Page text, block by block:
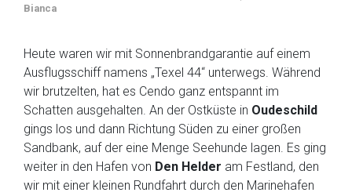
Bianca
Heute waren wir mit Sonnenbrandgarantie auf einem
Ausflugsschiff namens „Texel 44“ unterwegs. Während
wir brutzelten, hat es Cendo ganz entspannt im
Schatten ausgehalten. An der Ostküste in Oudeschild
gings los und dann Richtung Süden zu einer großen
Sandbank, auf der eine Menge Seehunde lagen. Es ging
weiter in den Hafen von Den Helder am Festland, den
wir mit einer kleinen Rundfahrt durch den Marinehafen